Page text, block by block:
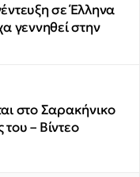
σε Έλληνα
γεννηθεί στην
στο Σαρακήνικο
– Βίντεο